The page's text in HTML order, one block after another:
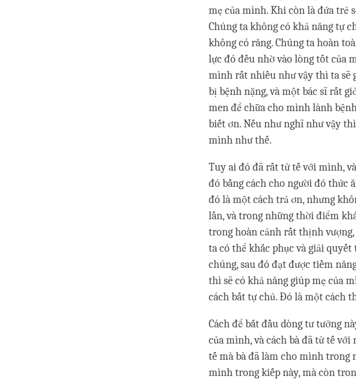
mẹ của mình. Khi còn là đứa trẻ
Chúng ta không có khả năng tự
không có răng. Chúng ta hoàn
lực đó đều nhờ vào lòng tốt của
mình rất nhiều như vậy thì ta sẽ
bị bệnh nặng, và một bác sĩ rất
men để chữa cho mình lành
biết ơn. Nếu như nghĩ như vậy
mình như thế.
Tuy ai đó đã rất tử tế với mình,
đó bằng cách cho người đó thức
đó là một cách trả ơn, nhưng
lần, và trong những thời điểm
trong hoàn cảnh rất thịnh
ta có thể khắc phục và giải
chúng, sau đó đạt được tiềm
thì sẽ có khả năng giúp mẹ của
cách bất tự chủ. Đó là một cách
Cách để bắt đầu dòng tư tưởng
của mình, và cách bà đã tử tế
tế mà bà đã làm cho mình trong
mình trong kiếp này, mà còn